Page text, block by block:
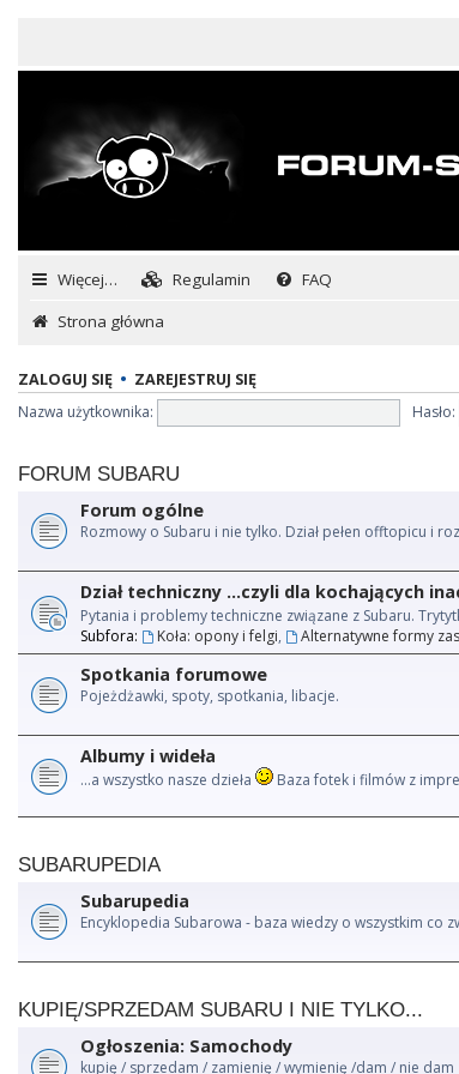
Więcej… Regulamin FAQ
Strona główna
ZALOGUJ SIĘ • ZAREJESTRUJ SIĘ
Nazwa użytkownika:
Hasło:
FORUM SUBARU
Forum ogólne
Rozmowy o Subaru i nie tylko. Dział pełen offtopicu i
Dział techniczny ...czyli dla kochających
Pytania i problemy techniczne związane z Subaru.
Subfora:
Koła: opony i felgi, Alternatywne formy
Spotkania forumowe
Pojeżdżawki, spoty, spotkania, libacje.
Albumy i wideła
...a wszystko nasze dzieła Baza fotek i filmów z
SUBARUPEDIA
Subarupedia
Encyklopedia Subarowa - baza wiedzy o wszystkim co
KUPIĘ/SPRZEDAM SUBARU I NIE TYLKO...
Ogłoszenia: Samochody
kupię / sprzedam / zamienię / wymienię /dam / nie dam